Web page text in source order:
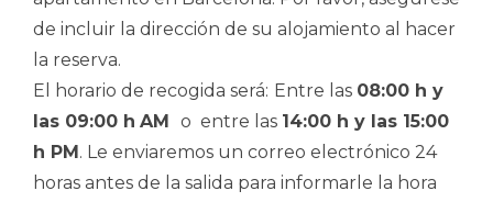
de incluir la dirección de su alojamiento al hacer
la reserva.
El horario de recogida será: Entre las 08:00 h y
las 09:00 h AM o entre las 14:00 h y las 15:00
h PM. Le enviaremos un correo electrónico 24
horas antes de la salida para informarle la hora